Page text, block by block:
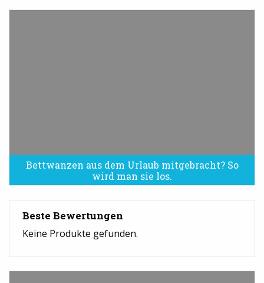
Bettwanzen aus dem Urlaub mitgebracht? So
wird man sie los.
Bettwanzen sind eine Plage
Beste Bewertungen
Keine Produkte gefunden.